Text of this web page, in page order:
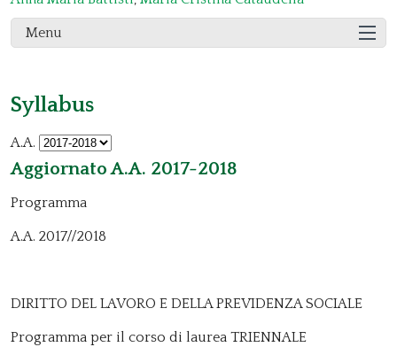
Menu
Syllabus
A.A.
Aggiornato A.A. 2017-2018
Programma
A.A. 2017//2018
DIRITTO DEL LAVORO E DELLA PREVIDENZA SOCIALE
Programma per il corso di laurea TRIENNALE